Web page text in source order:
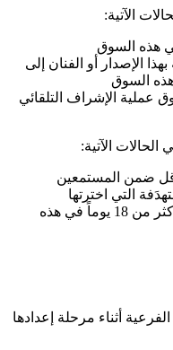
الآتية:
هذه السوق
الإصدار أو الفنان إلى
السوق
عملية الإشراف التلقائي
على الأقل ضمن المستمعين
التي اخترتها
إذا كان إصدارك متاحاً للجمهور لأكثر من 18 يوماً في هذه
أثناء مرحلة إعدادها